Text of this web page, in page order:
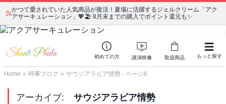
かつて愛されていた人気商品が復活！夏場に活躍するジェルクリーム「アク
アサーキュレーション」💖🏖️ 8月末までの購入でポイント還元も✨
初めての方 講演映像 取扱商品 もっと探す
Home » 時事ブログ » サウジアラビア情勢 - ページ6
アーカイブ: サウジアラビア情勢